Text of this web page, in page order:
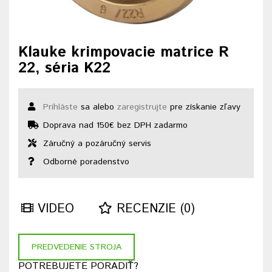
Klauke krimpovacie matrice R
22, séria K22
Prihláste sa alebo zaregistrujte pre získanie zľavy
Doprava nad 150€ bez DPH zadarmo
Záručný a pozáručný servis
Odborné poradenstvo
VIDEO RECENZIE (0)
PREDVEDENIE STROJA
POTREBUJETE PORADIŤ?